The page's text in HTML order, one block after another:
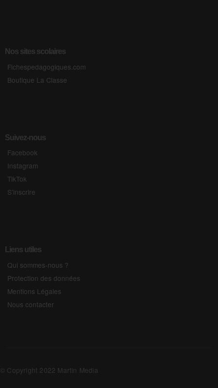
Nos sites scolaires
Fichespedagogiques.com
Boutique La Classe
Suivez-nous
Facebook
Instagram
TikTok
S'inscrire
Liens utiles
Qui sommes-nous ?
Protection des données
Mentions Légales
Nous contacter
© Copyright 2022 Martin Media